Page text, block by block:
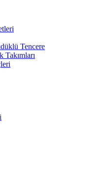
Tencere
Takımları